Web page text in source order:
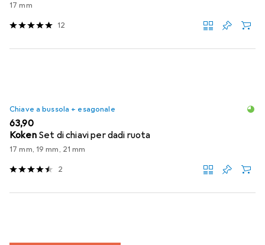
17 mm
12
Chiave a bussola + esagonale
EUR
63,90
Koken Set di chiavi per dadi ruota
17 mm, 19 mm, 21 mm
2